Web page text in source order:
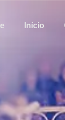
Início